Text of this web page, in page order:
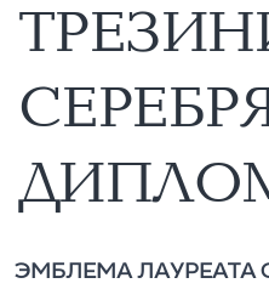
ЭМБЛЕМА ЛАУРЕАТА